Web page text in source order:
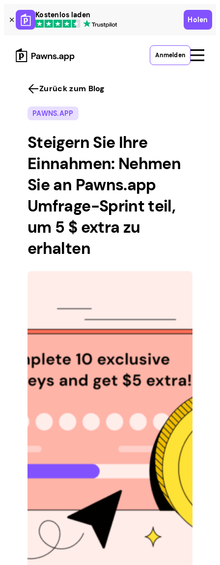
Skip
to
content
Kostenlos laden
Holen
Anmelden
Zurück zum Blog
PAWNS.APP
Steigern Sie Ihre
Einnahmen: Nehmen
Sie an Pawns.app
Umfrage-Sprint teil,
um 5 $ extra zu
erhalten